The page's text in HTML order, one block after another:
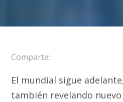
Comparte:
El mundial sigue
también revelando